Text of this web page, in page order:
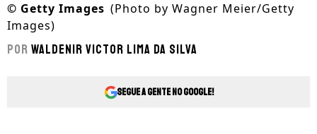
© Getty Images (Photo by Wagner Meier/Getty
Images)
Por Waldenir Victor Lima Da Silva
Segue a gente no Google!